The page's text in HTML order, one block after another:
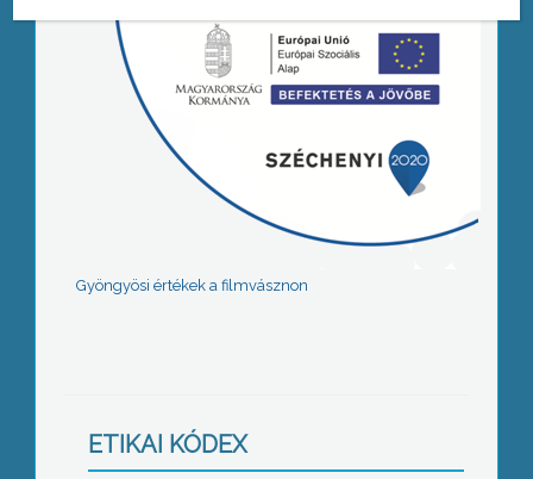
Gyöngyösi értékek a filmvásznon
ETIKAI KÓDEX